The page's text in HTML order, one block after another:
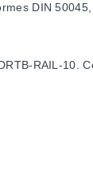
DIN 50045,
RAIL-10.
les